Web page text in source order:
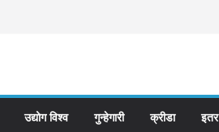
उद्योग विश्व गुन्हेगारी क्रीडा इतर